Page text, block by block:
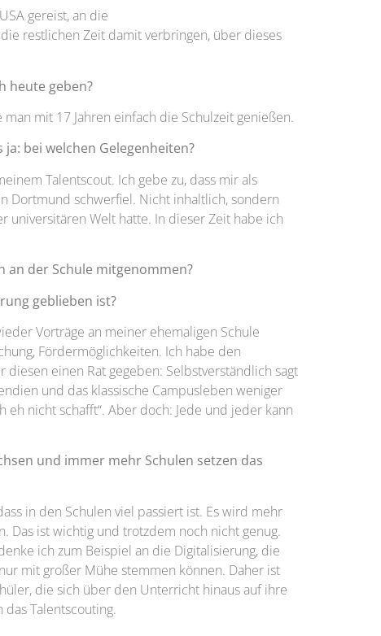
gereist, an die
restlichen Zeit damit verbringen, über dieses
heute geben?
mit 17 Jahren einfach die Schulzeit genießen.
bei welchen Gelegenheiten?
Talentscout. Ich gebe zu, dass mir als
Dortmund schwerfiel. Nicht inhaltlich, sondern
universitären Welt hatte. In dieser Zeit habe ich
an der Schule mitgenommen?
geblieben ist?
Vorträge an meiner ehemaligen Schule
Fördermöglichkeiten. Ich habe den
einen Rat gegeben: Selbstverständlich sagt
und das klassische Campusleben weniger
eh nicht schafft“. Aber doch: Jede und jeder kann
und immer mehr Schulen setzen das
in den Schulen viel passiert ist. Es wird mehr
Das ist wichtig und trotzdem noch nicht genug.
ich zum Beispiel an die Digitalisierung, die
mit großer Mühe stemmen können. Daher ist
die sich über den Unterricht hinaus auf ihre
Talentscouting.